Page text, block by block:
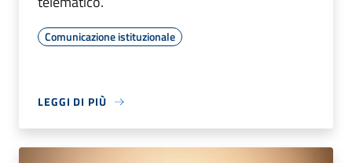
Comunicazione istituzionale
LEGGI DI PIÙ